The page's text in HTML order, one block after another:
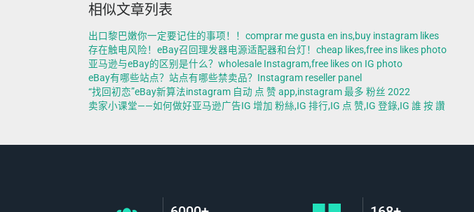
相似文章列表
出口黎巴嫩你一定要记住的事项！！comprar me gusta en ins,buy instagram likes
存在触电风险！eBay召回理发器电源适配器和台灯！cheap likes,free ins likes photo
亚马逊与eBay的区别是什么？wholesale Instagram,free likes on IG photo
eBay有哪些站点？站点有哪些禁卖品？Instagram reseller panel
“找回初恋”eBay新算法instagram 自动 点 赞 app,instagram 最多 粉丝 2022
卖家小课堂——如何做好亚马逊广告IG 增加 粉絲,IG 排行,IG 点 赞,IG 登錄,IG 誰 按 讚